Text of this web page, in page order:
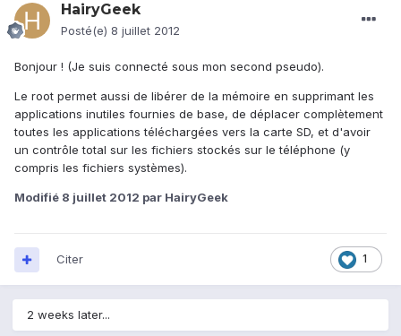
HairyGeek
Posté(e) 8 juillet 2012
Bonjour ! (Je suis connecté sous mon second pseudo).
Le root permet aussi de libérer de la mémoire en supprimant les
applications inutiles fournies de base, de déplacer complètement
toutes les applications téléchargées vers la carte SD, et d'avoir
un contrôle total sur les fichiers stockés sur le téléphone (y
compris les fichiers systèmes).
Modifié 8 juillet 2012 par HairyGeek
1
Citer
2 weeks later...